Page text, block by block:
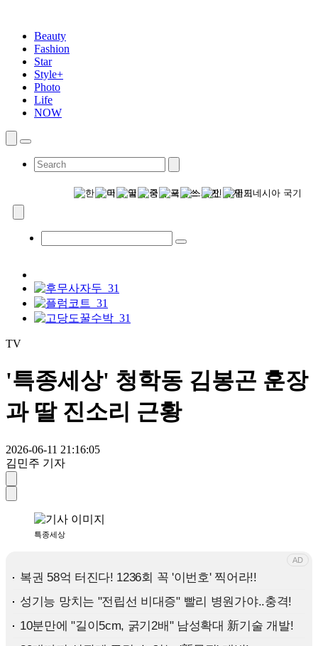
Beauty
Fashion
Star
Style+
Photo
Life
NOW
TV
'특종세상' 청학동 김봉곤 훈장
과 딸 진소리 근황
2026-06-11 21:16:05
김민주 기자
특종세상